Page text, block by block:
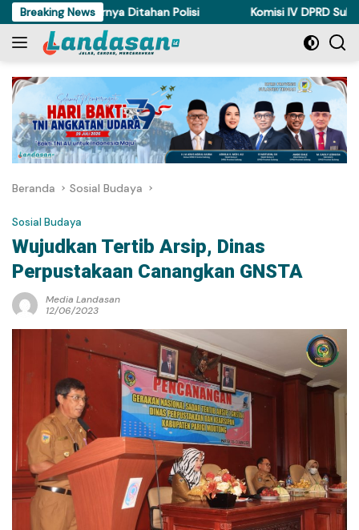
Langsung
ke
konten
Breaking News
Torue Akhirnya Ditahan Polisi Komisi IV DPRD Sulteng
Beranda Sosial Budaya
Sosial Budaya
Wujudkan Tertib Arsip, Dinas
Perpustakaan Canangkan GNSTA
Media Landasan
12/06/2023